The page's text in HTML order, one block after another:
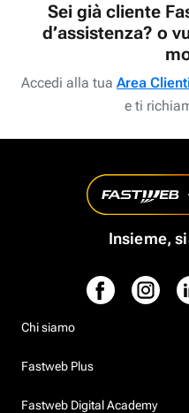
Sei già cliente
d’assistenza? o
Accedi alla tua Area
e ti
Insieme,
Chi siamo
Fastweb Plus
Fastweb Digital Academy